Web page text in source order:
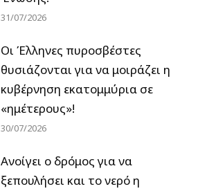
31/07/2026
Οι Έλληνες πυροσβέστες
θυσιάζονται για να μοιράζει η
κυβέρνηση εκατομμύρια σε
«ημέτερους»!
30/07/2026
Ανοίγει ο δρόμος για να
ξεπουλήσει και το νερό η